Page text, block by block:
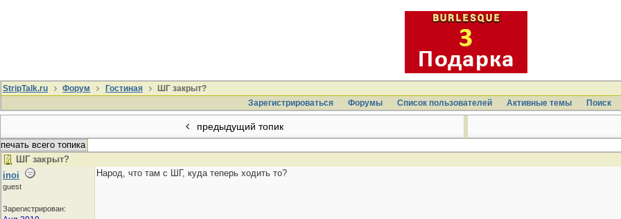
StripTalk.ru Форум Гостиная
ШГ закрыт?
Зарегистрироваться
Форумы Список пользователей Активные темы Поиcк
предыдущий топик
печать всего топика
ШГ закрыт?
inoi
guest
Зарегистрирован:
Народ, что там с ШГ, куда теперь ходить то?